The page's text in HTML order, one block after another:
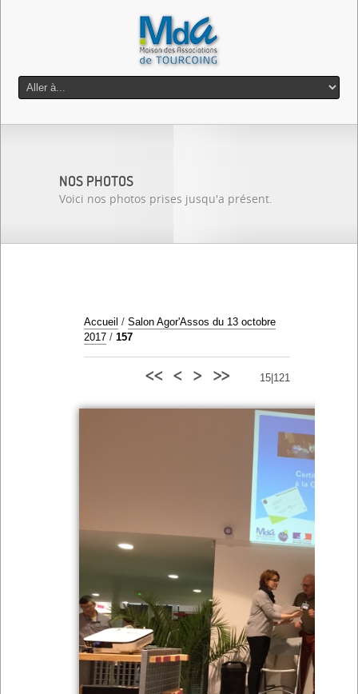
NOS PHOTOS
Voici nos photos prises jusqu'a présent.
Accueil / Salon Agor'Assos du 13 octobre
2017 / 157
15|121
<< < > >>